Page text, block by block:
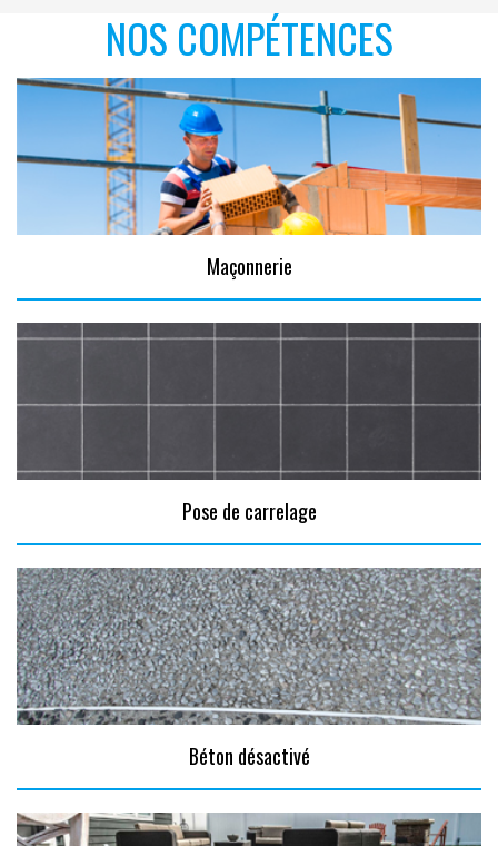
NOS COMPÉTENCES
Maçonnerie
Pose de carrelage
Béton désactivé